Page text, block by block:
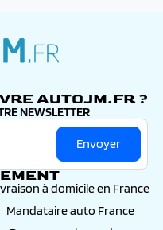
AUTOJM.FR ?
NEWSLETTER
Envoyer
à domicile en France
Mandataire auto France